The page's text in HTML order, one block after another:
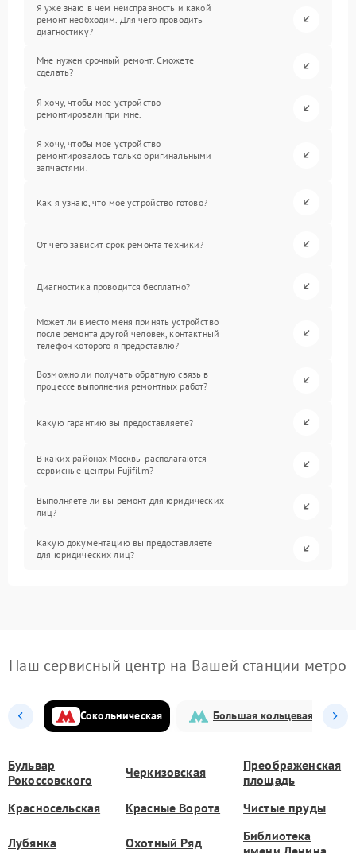
Я уже знаю в чем неисправность и какой
ремонт необходим. Для чего проводить
диагностику?
Мне нужен срочный ремонт. Сможете
сделать?
Я хочу, чтобы мое устройство
ремонтировали при мне.
Я хочу, чтобы мое устройство
ремонтировалось только оригинальными
запчастями.
Как я узнаю, что мое устройство готово?
От чего зависит срок ремонта техники?
Диагностика проводится бесплатно?
Может ли вместо меня принять устройство
после ремонта другой человек, контактный
телефон которого я предоставлю?
Возможно ли получать обратную связь в
процессе выполнения ремонтных работ?
Какую гарантию вы предоставляете?
В каких районах Москвы располагаются
сервисные центры Fujifilm?
Выполняете ли вы ремонт для юридических
лиц?
Какую документацию вы предоставляете
для юридических лиц?
Наш сервисный центр на Вашей станции метро
Сокольническая Большая кольцевая
Бульвар
Рокоссовского
Черкизовская
Преображенская
площадь
Красносельская
Красные Ворота Чистые пруды
Лубянка Охотный Ряд
Библиотека